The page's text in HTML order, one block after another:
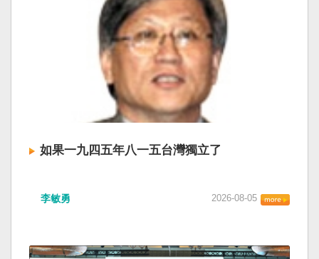
巡署昨晚嚴正駁斥，強調中國無任何權利在台灣
海峽實施交通管制。陸委會也表示，中共假借颱
風名義聲稱管制相關海域，違反聯合國海洋法公
約等國際規範，「中共有關部門的無理粗魯聲明
是對國際秩序與規範的無知、漠視與踐踏，極其
可笑」。 中國海事局官網六日公告，颱風白海豚
將影響台灣海峽及周邊海域，廣東海事局決定六
日晚間六時起，對經過台灣海峽南口北上船舶實
施交通管制，各船舶必須遵守交通管制要求，聽
從現場海事管理機構指揮。 海巡署昨表示，台灣
自由」原則，中國無任何權利對該水域實施「管
之實的認知作戰，企圖藉海事管制將台海內水
如果一九四五年八一五台灣獨立了
的歷史就不會有中國國民黨，也不會捲入迄今仍
兩岸已有正常外交，中國也可致力提升國民福
李敏勇 2026-08-05